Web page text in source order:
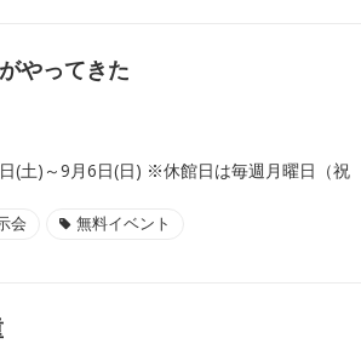
やってきた
(土)～9月6日(日) ※休館日は毎週月曜日（祝
会 無料イベント